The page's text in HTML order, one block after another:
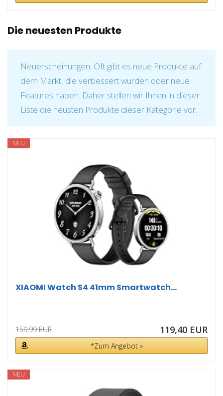
Die neuesten Produkte
Neuerscheinungen: Oft gibt es neue Produkte auf
dem Markt, die verbessert wurden oder neue
Features haben. Daher stellen wir Ihnen in dieser
Liste die neusten Produkte dieser Kategorie vor.
NEU
XIAOMI Watch S4 41mm Smartwatch...
159,99 EUR 119,40 EUR
*Zum Angebot »
NEU